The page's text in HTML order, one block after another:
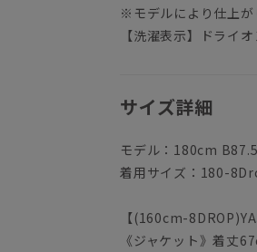
※モデルにより仕上が
【洗濯表示】ドライ
サイズ詳細
モデル：180cm
着用サイズ：180-
【(160cm-
《ジャケット》着